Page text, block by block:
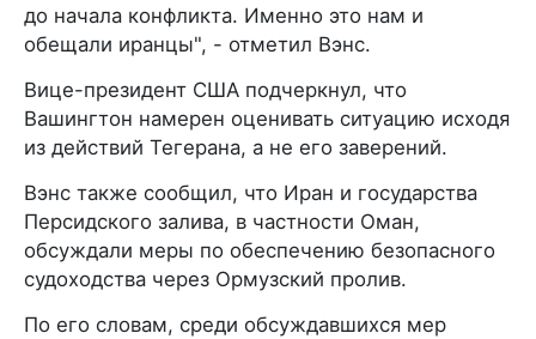
до начала конфликта. Именно это нам и
обещали иранцы", - отметил Вэнс.
Вице-президент США подчеркнул, что
Вашингтон намерен оценивать ситуацию исходя
из действий Тегерана, а не его заверений.
Вэнс также сообщил, что Иран и государства
Персидского залива, в частности Оман,
обсуждали меры по обеспечению безопасного
судоходства через Ормузский пролив.
По его словам, среди обсуждавшихся мер